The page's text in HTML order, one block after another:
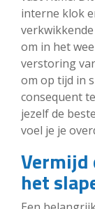
interne klok
om in het
verstoring
om op tijd in
consequent
jezelf de
voel je je
Vermijd
het